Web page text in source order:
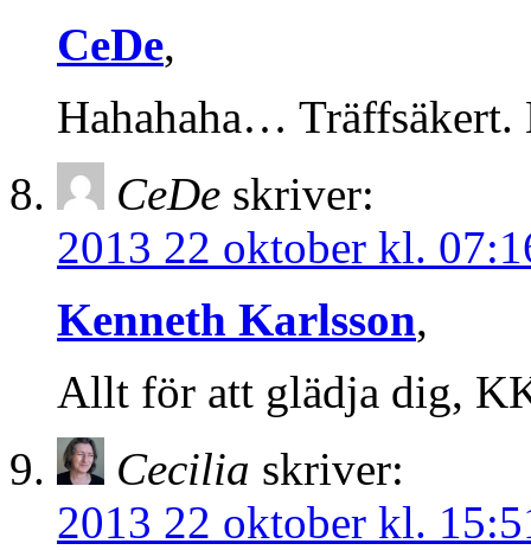
CeDe,
Hahahaha…
CeDe skriver:
2013 22 oktober kl.
Kenneth Karlsson,
Allt för att glädja dig,
Cecilia skriver:
2013 22 oktober kl.